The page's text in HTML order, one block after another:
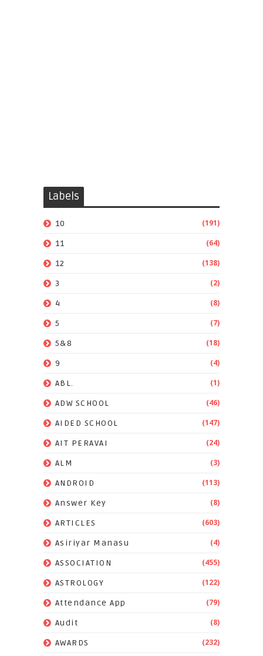
Labels
10 (191)
11 (64)
12 (138)
3 (2)
4 (8)
5 (7)
5&8 (18)
9 (4)
ABL. (1)
ADW SCHOOL (46)
AIDED SCHOOL (147)
AIT PERAVAI (24)
ALM (3)
ANDROID (113)
Answer Key (8)
ARTICLES (603)
Asiriyar Manasu (4)
ASSOCIATION (455)
ASTROLOGY (122)
Attendance App (79)
Audit (8)
AWARDS (232)